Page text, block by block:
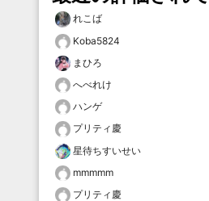
れこば
Koba5824
まひろ
へべれけ
ハンゲ
プリティ慶
星待ちすいせい
mmmmm
プリティ慶